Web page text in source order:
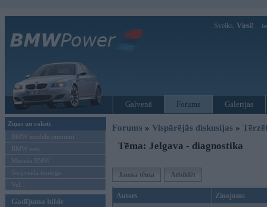
Sveiks, Viesi!
Galvenā Forums Galerijas
Ziņas un raksti
BMW modeļu jaunumi
BMW testi
Mēneša BMW
Sērijveida tūnings
Vel...
Gadījuma bilde
Forums » Vispārējās diskusijas »
Tēma: Jelgava - diagnostika
Jauna tēma Atbildēt
Autors Ziņojums